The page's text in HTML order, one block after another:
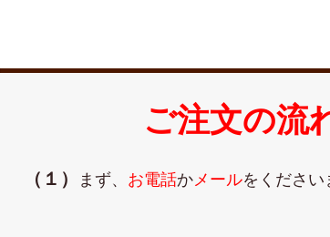
ご注文の流
（１） まず、 お電話かメールをください